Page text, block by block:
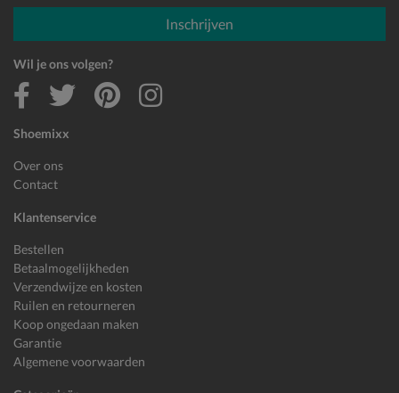
Shoemixx
Over ons
Contact
Klantenservice
Bestellen
Betaalmogelijkheden
Verzendwijze en kosten
Ruilen en retourneren
Koop ongedaan maken
Garantie
Algemene voorwaarden
E-mailadres
Inschrijven
Wil je ons volgen?